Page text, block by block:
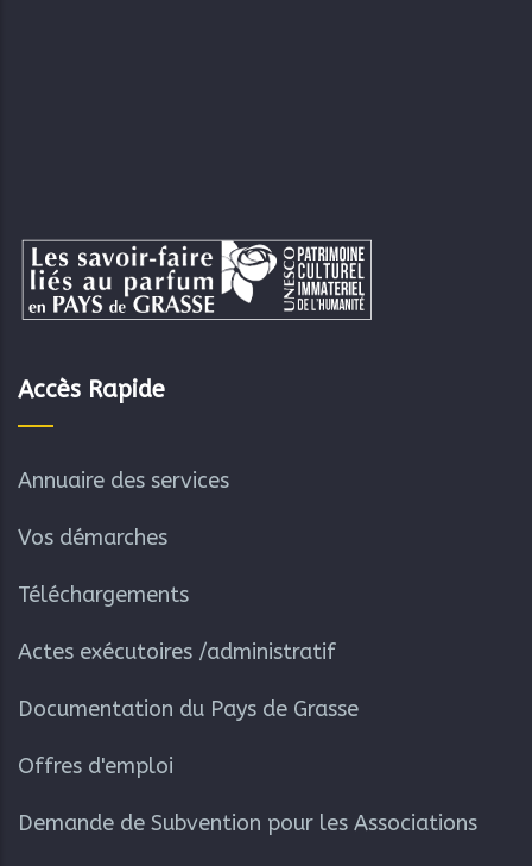
Accès Rapide
Annuaire des services
Vos démarches
Téléchargements
Actes exécutoires /administratif
Documentation du Pays de Grasse
Offres d'emploi
Demande de Subvention pour les Associations